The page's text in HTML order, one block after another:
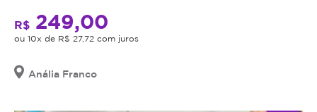
R$ 249,00
ou 10x de R$ 27,72 com juros
Anália Franco